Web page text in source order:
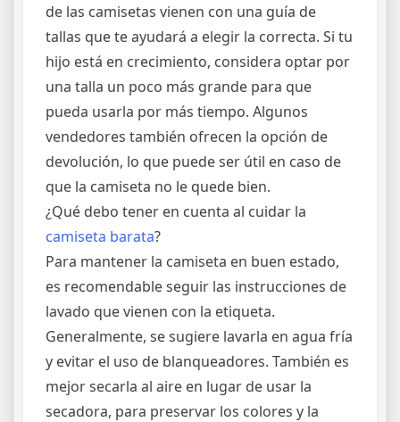
de las camisetas vienen con una guía de
tallas que te ayudará a elegir la correcta. Si tu
hijo está en crecimiento, considera optar por
una talla un poco más grande para que
pueda usarla por más tiempo. Algunos
vendedores también ofrecen la opción de
devolución, lo que puede ser útil en caso de
que la camiseta no le quede bien.
¿Qué debo tener en cuenta al cuidar la
camiseta barata?
Para mantener la camiseta en buen estado,
es recomendable seguir las instrucciones de
lavado que vienen con la etiqueta.
Generalmente, se sugiere lavarla en agua fría
y evitar el uso de blanqueadores. También es
mejor secarla al aire en lugar de usar la
secadora, para preservar los colores y la